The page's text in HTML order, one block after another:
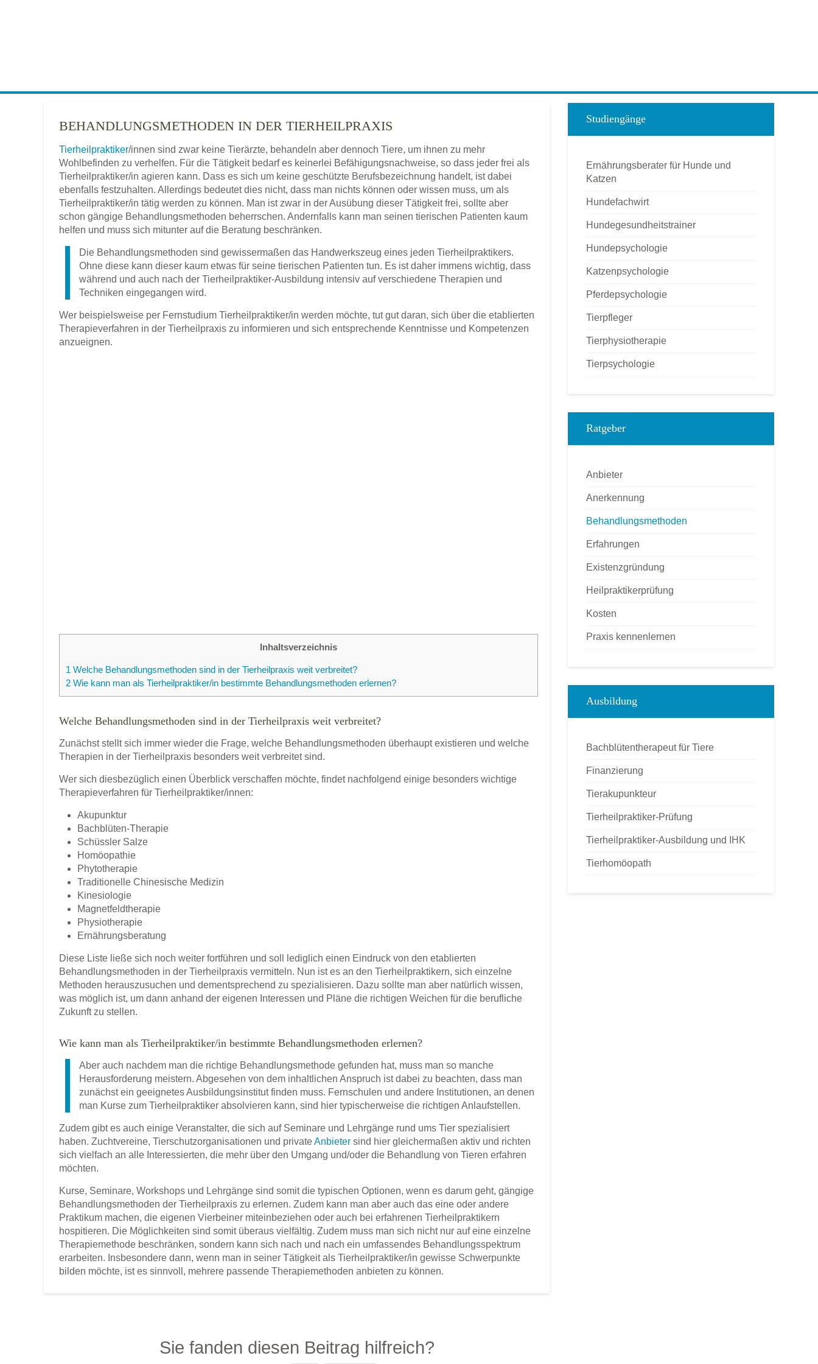
BEHANDLUNGSMETHODEN IN DER TIERHEILPRAXIS
Tierheilpraktiker/innen sind zwar keine Tierärzte, behandeln aber dennoch Tiere, um ihnen zu mehr
Wohlbefinden zu verhelfen. Für die Tätigkeit bedarf es keinerlei Befähigungsnachweise, so dass jeder frei als
Tierheilpraktiker/in agieren kann. Dass es sich um keine geschützte Berufsbezeichnung handelt, ist dabei
ebenfalls festzuhalten. Allerdings bedeutet dies nicht, dass man nichts können oder wissen muss, um als
Tierheilpraktiker/in tätig werden zu können. Man ist zwar in der Ausübung dieser Tätigkeit frei, sollte aber
schon gängige Behandlungsmethoden beherrschen. Andernfalls kann man seinen tierischen Patienten kaum
helfen und muss sich mitunter auf die Beratung beschränken.
Die Behandlungsmethoden sind gewissermaßen das Handwerkszeug eines jeden Tierheilpraktikers.
Ohne diese kann dieser kaum etwas für seine tierischen Patienten tun. Es ist daher immens wichtig, dass
während und auch nach der Tierheilpraktiker-Ausbildung intensiv auf verschiedene Therapien und
Techniken eingegangen wird.
Wer beispielsweise per Fernstudium Tierheilpraktiker/in werden möchte, tut gut daran, sich über die etablierten
Therapieverfahren in der Tierheilpraxis zu informieren und sich entsprechende Kenntnisse und Kompetenzen
anzueignen.
Inhaltsverzeichnis
1 Welche Behandlungsmethoden sind in der Tierheilpraxis weit verbreitet?
2 Wie kann man als Tierheilpraktiker/in bestimmte Behandlungsmethoden erlernen?
Welche Behandlungsmethoden sind in der Tierheilpraxis weit verbreitet?
Zunächst stellt sich immer wieder die Frage, welche Behandlungsmethoden überhaupt existieren und welche
Therapien in der Tierheilpraxis besonders weit verbreitet sind.
Wer sich diesbezüglich einen Überblick verschaffen möchte, findet nachfolgend einige besonders wichtige
Therapieverfahren für Tierheilpraktiker/innen:
Akupunktur
Bachblüten-Therapie
Schüssler Salze
Homöopathie
Phytotherapie
Traditionelle Chinesische Medizin
Kinesiologie
Magnetfeldtherapie
Physiotherapie
Ernährungsberatung
Diese Liste ließe sich noch weiter fortführen und soll lediglich einen Eindruck von den etablierten
Behandlungsmethoden in der Tierheilpraxis vermitteln. Nun ist es an den Tierheilpraktikern, sich einzelne
Methoden herauszusuchen und dementsprechend zu spezialisieren. Dazu sollte man aber natürlich wissen,
was möglich ist, um dann anhand der eigenen Interessen und Pläne die richtigen Weichen für die berufliche
Zukunft zu stellen.
Wie kann man als Tierheilpraktiker/in bestimmte Behandlungsmethoden erlernen?
Aber auch nachdem man die richtige Behandlungsmethode gefunden hat, muss man so manche
Herausforderung meistern. Abgesehen von dem inhaltlichen Anspruch ist dabei zu beachten, dass man
zunächst ein geeignetes Ausbildungsinstitut finden muss. Fernschulen und andere Institutionen, an denen
man Kurse zum Tierheilpraktiker absolvieren kann, sind hier typischerweise die richtigen Anlaufstellen.
Zudem gibt es auch einige Veranstalter, die sich auf Seminare und Lehrgänge rund ums Tier spezialisiert
haben. Zuchtvereine, Tierschutzorganisationen und privateAnbieter sind hier gleichermaßen aktiv und richten
sich vielfach an alle Interessierten, die mehr über den Umgang und/oder die Behandlung von Tieren erfahren
möchten.
Kurse, Seminare, Workshops und Lehrgänge sind somit die typischen Optionen, wenn es darum geht, gängige
Behandlungsmethoden der Tierheilpraxis zu erlernen. Zudem kann man aber auch das eine oder andere
Praktikum machen, die eigenen Vierbeiner miteinbeziehen oder auch bei erfahrenen Tierheilpraktikern
hospitieren. Die Möglichkeiten sind somit überaus vielfältig. Zudem muss man sich nicht nur auf eine einzelne
Therapiemethode beschränken, sondern kann sich nach und nach ein umfassendes Behandlungsspektrum
erarbeiten. Insbesondere dann, wenn man in seiner Tätigkeit als Tierheilpraktiker/in gewisse Schwerpunkte
bilden möchte, ist es sinnvoll, mehrere passende Therapiemethoden anbieten zu können.
Sie fanden diesen Beitrag hilfreich?
Studiengänge
Ernährungsberater für Hunde und
Katzen
Hundefachwirt
Hundegesundheitstrainer
Hundepsychologie
Katzenpsychologie
Pferdepsychologie
Tierpfleger
Tierphysiotherapie
Tierpsychologie
Ratgeber
Anbieter
Anerkennung
Behandlungsmethoden
Erfahrungen
Existenzgründung
Heilpraktikerprüfung
Kosten
Praxis kennenlernen
Ausbildung
Bachblütentherapeut für Tiere
Finanzierung
Tierakupunkteur
Tierheilpraktiker-Prüfung
Tierheilpraktiker-Ausbildung und IHK
Tierhomöopath